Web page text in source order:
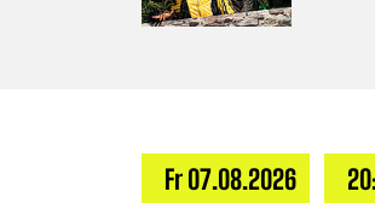
Fr 07.08.2026